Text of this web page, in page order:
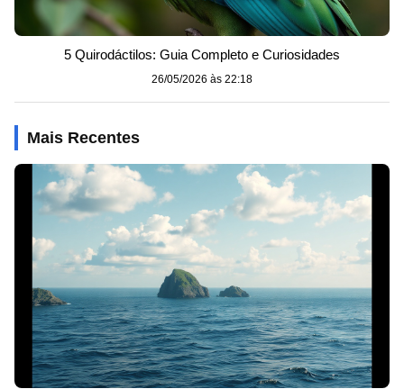
5 Quirodáctilos: Guia Completo e Curiosidades
26/05/2026 às 22:18
Mais Recentes